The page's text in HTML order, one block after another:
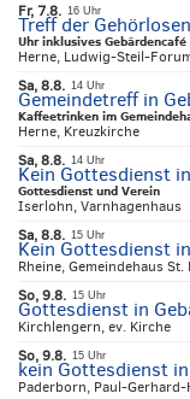
Fr, 7.8. 16 Uhr
Treff der
Uhr inklusives Gebärdencafé
Herne, Ludwig-Steil-
Sa, 8.8. 14 Uhr
Gemeindetreff in
Kaffeetrinken im
Herne, Kreuzkirche
Sa, 8.8. 14 Uhr
Kein Gottesdienst
Gottesdienst und Verein
Iserlohn, Varnhagenhaus
Sa, 8.8. 15 Uhr
Kein Gottesdienst
Rheine, Gemeindehaus St.
So, 9.8. 15 Uhr
Gottesdienst in
Kirchlengern, ev. Kirche
So, 9.8. 15 Uhr
kein Gottesdienst
Paderborn, Paul-Gerhard-